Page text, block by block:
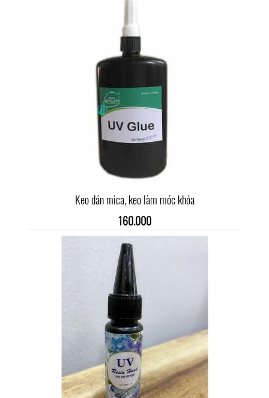
Keo dán mica, keo làm móc khóa
160.000